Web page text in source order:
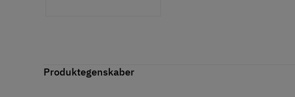
Produktegenskaber